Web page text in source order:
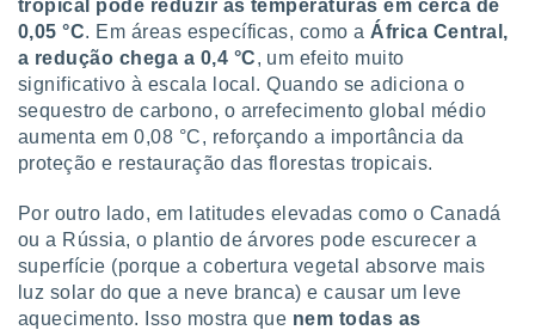
utilizar
criar
medir
da
medir o
dos
tropical pode reduzir as temperaturas em cerca de
0,05 °C. Em áreas específicas, como a África Central,
a redução chega a 0,4 °C, um efeito muito
significativo à escala local. Quando se adiciona o
sequestro de carbono, o arrefecimento global médio
aumenta em 0,08 °C, reforçando a importância da
proteção e restauração das florestas tropicais.
Por outro lado, em latitudes elevadas como o Canadá
ou a Rússia, o plantio de árvores pode escurecer a
superfície (porque a cobertura vegetal absorve mais
luz solar do que a neve branca) e causar um leve
aquecimento. Isso mostra que nem todas as